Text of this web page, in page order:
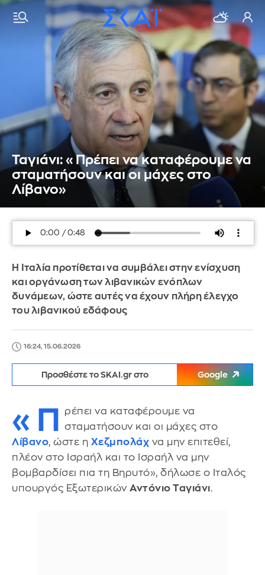
Ταγιάνι: «Πρέπει να καταφέρουμε να
σταματήσουν και οι μάχες στο
Λίβανο»
Η Ιταλία προτίθεται να συμβάλει στην ενίσχυση
και οργάνωση των λιβανικών ενόπλων
δυνάμεων, ώστε αυτές να έχουν πλήρη έλεγχο
του λιβανικού εδάφους
16:24, 15.06.2026
Προσθέστε το SKAI.gr στο Google
«Π
ρέπει να καταφέρουμε να
σταματήσουν και οι μάχες στο
Λίβανο, ώστε η Χεζμπολάχ να μην επιτεθεί,
πλέον στο Ισραήλ και το Ισραήλ να μην
βομβαρδίσει πια τη Βηρυτό», δήλωσε ο Ιταλός
υπουργός Εξωτερικών Αντόνιο Ταγιάνι.